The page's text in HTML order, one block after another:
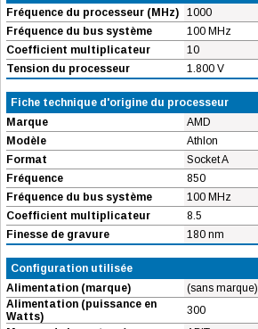
Fréquence du processeur (MHz)
1000
Fréquence du bus système
100 MHz
Coefficient multiplicateur
10
Tension du processeur
1.800 V
Fiche technique d'origine du processeur
Marque
AMD
Modèle
Athlon
Format
Socket A
Fréquence
850
Fréquence du bus système
100 MHz
Coefficient multiplicateur
8.5
Finesse de gravure
180 nm
Configuration utilisée
Alimentation (marque)
(sans marque)
Alimentation (puissance en
Watts)
300